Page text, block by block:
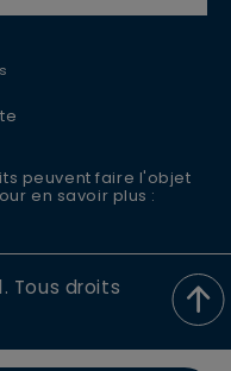
peuvent faire l'objet
en savoir plus :
Tous droits